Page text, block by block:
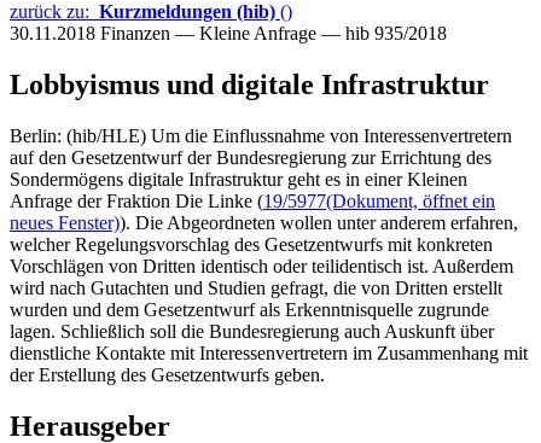
zurück zu: Kurzmeldungen (hib) ()
30.11.2018 Finanzen — Kleine Anfrage — hib 935/2018
Lobbyismus und digitale Infrastruktur
Berlin: (hib/HLE) Um die Einflussnahme von Interessenvertretern
auf den Gesetzentwurf der Bundesregierung zur Errichtung des
Sondermögens digitale Infrastruktur geht es in einer Kleinen
Anfrage der Fraktion Die Linke (19/5977(Dokument, öffnet ein
neues Fenster)). Die Abgeordneten wollen unter anderem erfahren,
welcher Regelungsvorschlag des Gesetzentwurfs mit konkreten
Vorschlägen von Dritten identisch oder teilidentisch ist. Außerdem
wird nach Gutachten und Studien gefragt, die von Dritten erstellt
wurden und dem Gesetzentwurf als Erkenntnisquelle zugrunde
lagen. Schließlich soll die Bundesregierung auch Auskunft über
dienstliche Kontakte mit Interessenvertretern im Zusammenhang mit
der Erstellung des Gesetzentwurfs geben.
Herausgeber